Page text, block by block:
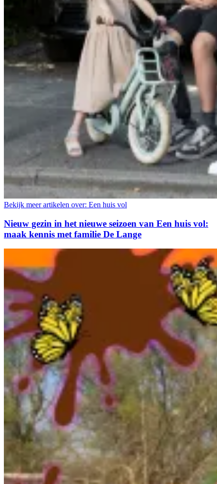
Bekijk meer artikelen over: Een huis vol
Nieuw gezin in het nieuwe seizoen van Een huis vol:
maak kennis met familie De Lange